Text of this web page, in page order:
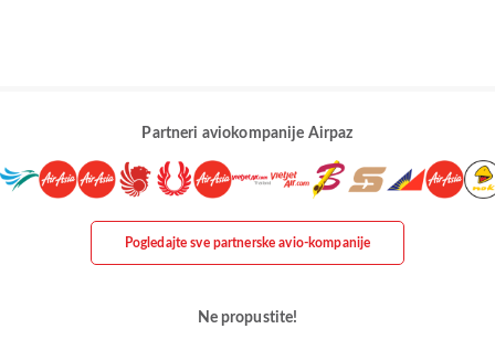
Partneri aviokompanije Airpaz
Pogledajte sve partnerske avio-kompanije
Ne propustite!